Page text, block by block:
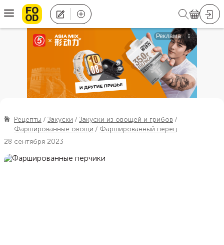
Рецепты Закуски
Закуски из овощей и грибов
Фаршированные овощи
Фаршированный перец
28 сентября 2023